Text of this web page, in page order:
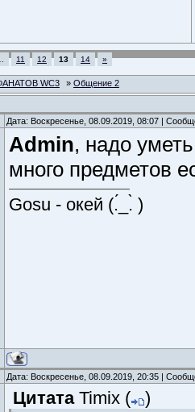
11 12 13 14 »
WC3 » Общение 2
Дата: Воскресенье, 08.09.2019, 08:07 |
Admin, надо
много предметов
Gosu - окей (.́_.̀ )
Дата: Воскресенье, 08.09.2019, 20:35 |
Цитата Timix ( )